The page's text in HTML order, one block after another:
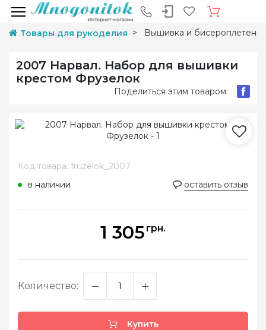
Товары для рукоделия Вышивка и
2007 Нарвал. Набор для вышивки
крестом Фрузелок
Поделиться этим товаром:
Код товара: fruzelok_2007
в наличии
оставить отзыв
1 305 грн.
Количество:
Купить